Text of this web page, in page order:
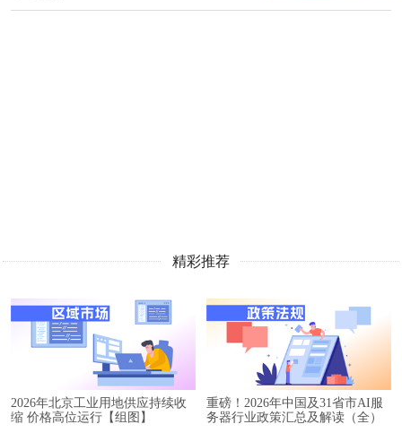
精彩推荐
2026年北京工业用地供应持续收
缩 价格高位运行【组图】
重磅！2026年中国及31省市AI服
务器行业政策汇总及解读（全）